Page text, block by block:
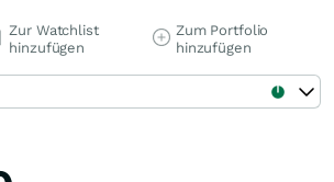
Zur Watchlist
hinzufügen
Zum Portfolio
hinzufügen